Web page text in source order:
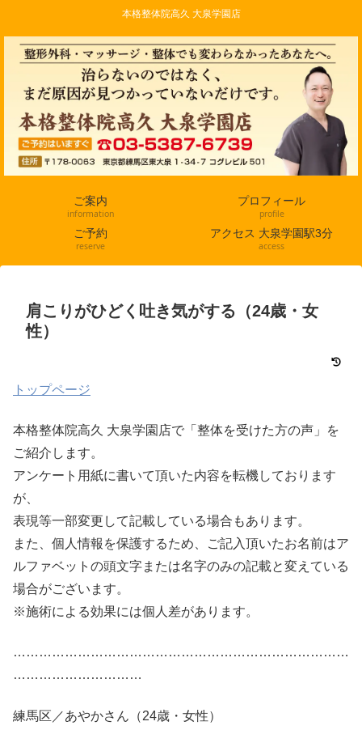
本格整体院高久 大泉学園店
ご案内
information
プロフィール
profile
ご予約
reserve
アクセス 大泉学園駅3分
access
肩こりがひどく吐き気がする（24歳・女
性）
トップページ
本格整体院高久 大泉学園店で「整体を受けた方の声」を
ご紹介します。
アンケート用紙に書いて頂いた内容を転機しております
が、
表現等一部変更して記載している場合もあります。
また、個人情報を保護するため、ご記入頂いたお名前はア
ルファベットの頭文字または名字のみの記載と変えている
場合がございます。
※施術による効果には個人差があります。
……………………………………………………………………
…………………………
練馬区／あやかさん（24歳・女性）